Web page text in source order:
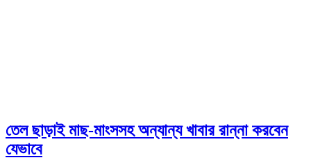
তেল ছাড়াই মাছ-মাংসসহ অন্যান্য খাবার রান্না করবেন
যেভাবে